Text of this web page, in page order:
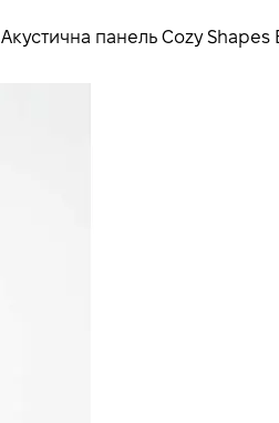
Акустична панель Cozy Shapes